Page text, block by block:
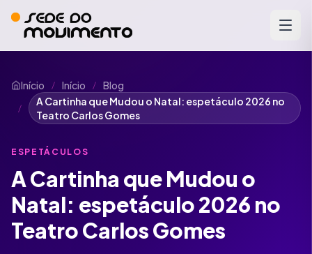
Início / Início / Blog
/
A Cartinha que Mudou o Natal: espetáculo 2026 no
Teatro Carlos Gomes
ESPETÁCULOS
A Cartinha que Mudou o
Natal: espetáculo 2026 no
Teatro Carlos Gomes